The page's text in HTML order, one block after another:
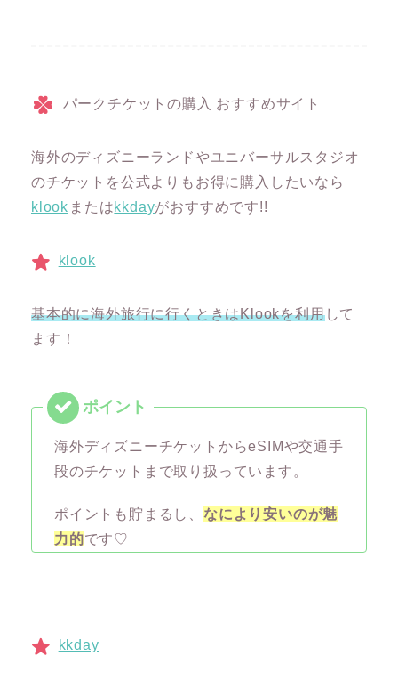
パークチケットの購入 おすすめサイト
海外のディズニーランドやユニバーサルスタジオ
のチケットを公式よりもお得に購入したいなら
klook またはkkdayがおすすめです!!
klook
基本的に海外旅行に行くときはKlookを利用して
ます！
海外ディズニーチケットからeSIMや交通手
段のチケットまで取り扱っています。
ポイントも貯まるし、 なにより安いのが魅
力的です♡
kkday